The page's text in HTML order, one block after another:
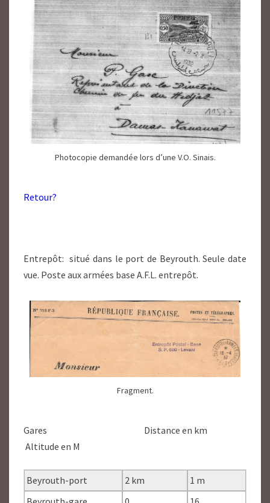
Photocopie demandée lors d’une V.O. Sinais.
Retour?
Entrepôt: situé dans le port de Beyrouth. Seule date
vue. Poste aux armées base A.F.L. entrepôt.
Fragment.
Gares Distance en km
Altitude en M
Beyrouth-port 2 km
1 m